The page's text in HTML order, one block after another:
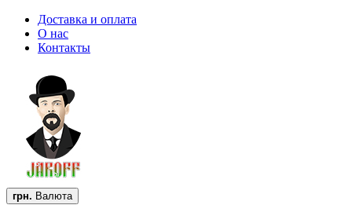
Доставка и оплата
О нас
Контакты
грн. Валюта